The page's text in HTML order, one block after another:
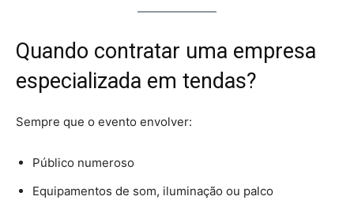
Quando contratar uma empresa
especializada em tendas?
Sempre que o evento envolver:
Público numeroso
Equipamentos de som, iluminação ou palco